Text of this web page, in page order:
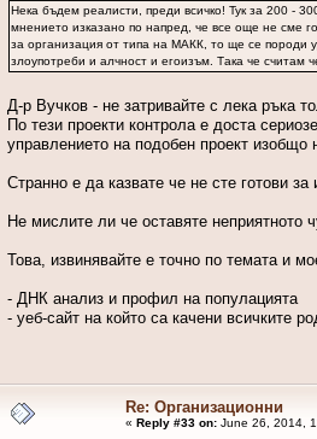
Нека бъдем реалисти, преди всичко! Тук за 200 -
мнението изказано по напред, че все още не сме
за организация от типа на МАКК, то ще се породи
злоупотреби и алчност и егоизъм. Така че
Д-р Вучков - не затривайте с лека ръка
По тези проекти контрола е доста
управлението на подобeн проект
Странно е да казвате че не сте готови
Не мислите ли че оставяте
Това, извинявайте e точно по темата и
- ДНК анализ и профил на популацията
- уеб-сайт на който са качени всичките
Re: Организационни
« Reply #33 on:June 26, 2014,